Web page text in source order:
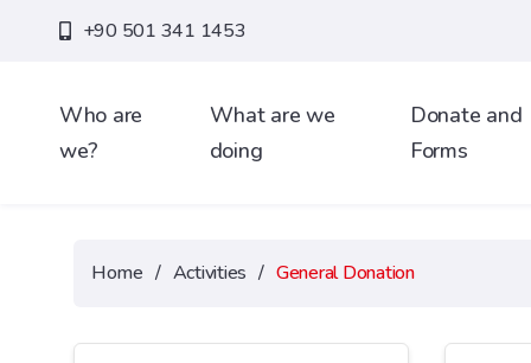
+90 501 341 1453
Who are
we?
What are we
doing
Donate and
Forms
Home / Activities / General Donation